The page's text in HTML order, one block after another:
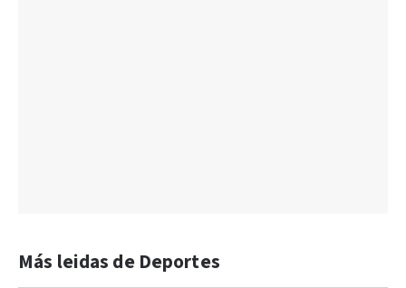
Más leidas de Deportes